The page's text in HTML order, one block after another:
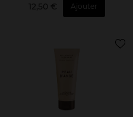
12,50 € Ajouter